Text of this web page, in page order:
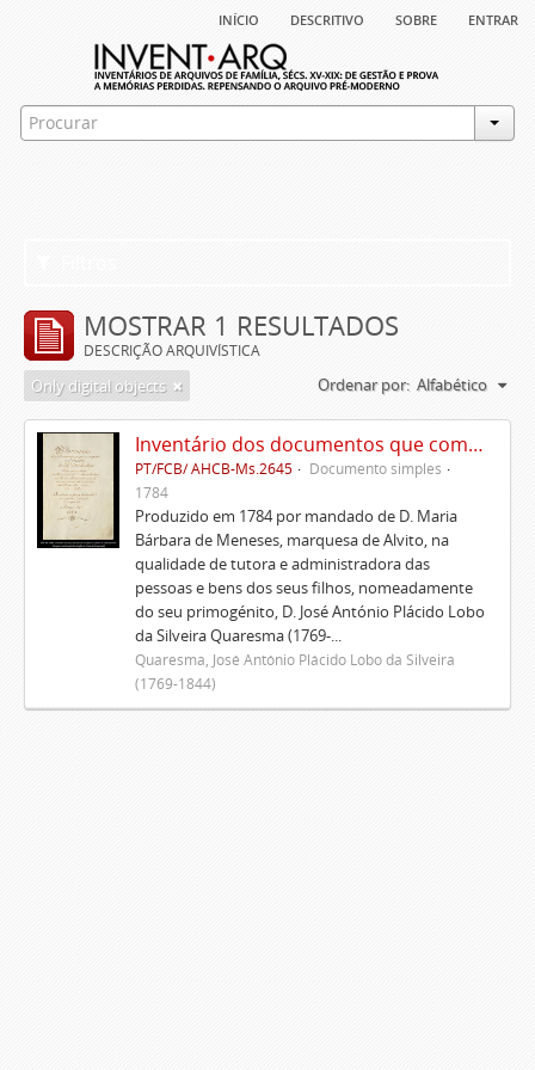
início descritivo sobre entrar
MOSTRAR 1 RESULTADOS
DESCRIÇÃO ARQUIVÍSTICA
Only digital objects Ordenar por: Alfabético
Inventário dos documentos que compõem o cartório da Casa de Alvito
PT/FCB/ AHCB-Ms.2645
Documento simples
1784
Produzido em 1784 por mandado de D. Maria
Bárbara de Meneses, marquesa de Alvito, na
qualidade de tutora e administradora das
pessoas e bens dos seus filhos, nomeadamente
do seu primogénito, D. José António Plácido Lobo
da Silveira Quaresma (1769-...
Quaresma, José António Plácido Lobo da Silveira
(1769-1844)